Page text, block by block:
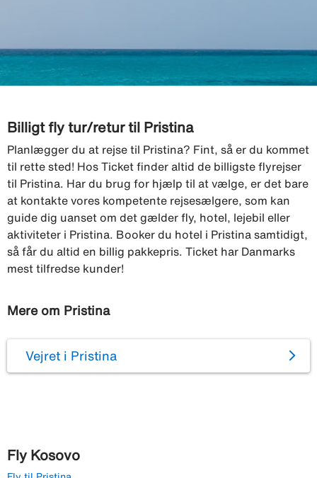
Billigt fly tur/retur til Pristina
Planlægger du at rejse til Pristina? Fint, så er du kommet
til rette sted! Hos Ticket finder altid de billigste flyrejser
til Pristina. Har du brug for hjælp til at vælge, er det bare
at kontakte vores kompetente rejsesælgere, som kan
guide dig uanset om det gælder fly, hotel, lejebil eller
aktiviteter i Pristina. Booker du hotel i Pristina samtidigt,
så får du altid en billig pakkepris. Ticket har Danmarks
mest tilfredse kunder!
Mere om Pristina
Vejret i Pristina
Fly Kosovo